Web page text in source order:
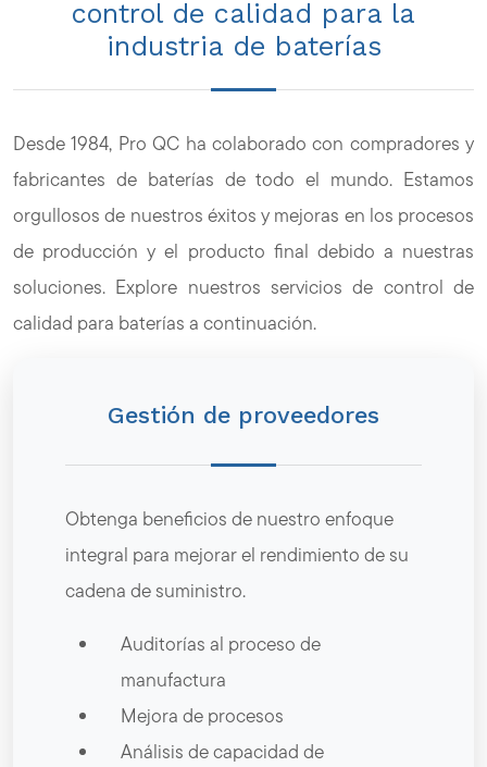
control de calidad para la
industria de baterías
Desde 1984, Pro QC ha colaborado con compradores y
fabricantes de baterías de todo el mundo. Estamos
orgullosos de nuestros éxitos y mejoras en los procesos
de producción y el producto final debido a nuestras
soluciones. Explore nuestros servicios de control de
calidad para baterías a continuación.
Gestión de proveedores
Obtenga beneficios de nuestro enfoque
integral para mejorar el rendimiento de su
cadena de suministro.
Auditorías al proceso de
manufactura
Mejora de procesos
Análisis de capacidad de